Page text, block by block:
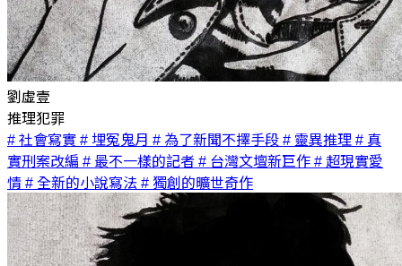
劉虛壹
推理犯罪
# 社會寫實 # 埋冤鬼月 # 為了新聞不擇手段 # 靈異推理 # 真
實刑案改編 # 最不一樣的記者 # 台灣文壇新巨作 # 超現實愛
情 # 全新的小說寫法 # 獨創的曠世奇作